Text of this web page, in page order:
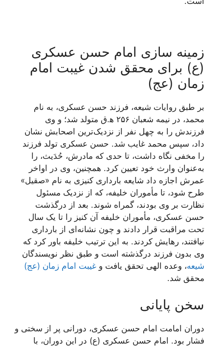
زمینه سازی امام حسن عسکری
(ع) برای محقق شدن غیبت امام
زمان (عج)
بر طبق روایات شیعه، فرزند حسن عسکری، به نام
محمد، در نیمه شعبان ۲۵۶ ه‍.ق متولد شد؛ و وی
فرزندش را به چهل نفر از نزدیک‌ترین اصحابش نشان
داد، سپس محمد غایب شد. حسن عسکری تولد فرزند
را مخفی نگاه داشت، تا حدی که مادرش، حُدَیث، را
به‌عنوان وارث خود تعیین کرد. همچنین، وی در اواخر
عمرش اجازه داد شایعه بارداری کنیزی به نام «صقیل»
طرح شود، تا مأموران خلیفه، که از نزدیک مسئول
نظارت بر وی بودند، گمراه شوند. بعد از درگذشت
حسن عسکری، مأموران خلیفه آن کنیز را تا یک سال
تحت مراقبت قرار دادند و چون نشانه‌ای از بارداری
نیافتند، رهایش کردند. به این ترتیب خلیفه باور کرد که
وی بدون فرزند درگذشته است و طبق نظر نویسندگان
شیعه، وعده الهی تحقق یافت و غیبت امام زمان (عج)
محقق شد.
سخن پایانی
دوران امامت امام حسن عسکری، دورانی پر از سختی و
فشار بود. امام حسن عسکری (ع) در این دوران، با